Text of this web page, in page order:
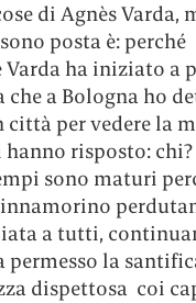
di Agnès Varda,
posta è: perché
ha iniziato a
che a Bologna ho
città per vedere la
risposto: chi?
sono maturi
innamorino
a tutti,
permesso la
dispettosa coi